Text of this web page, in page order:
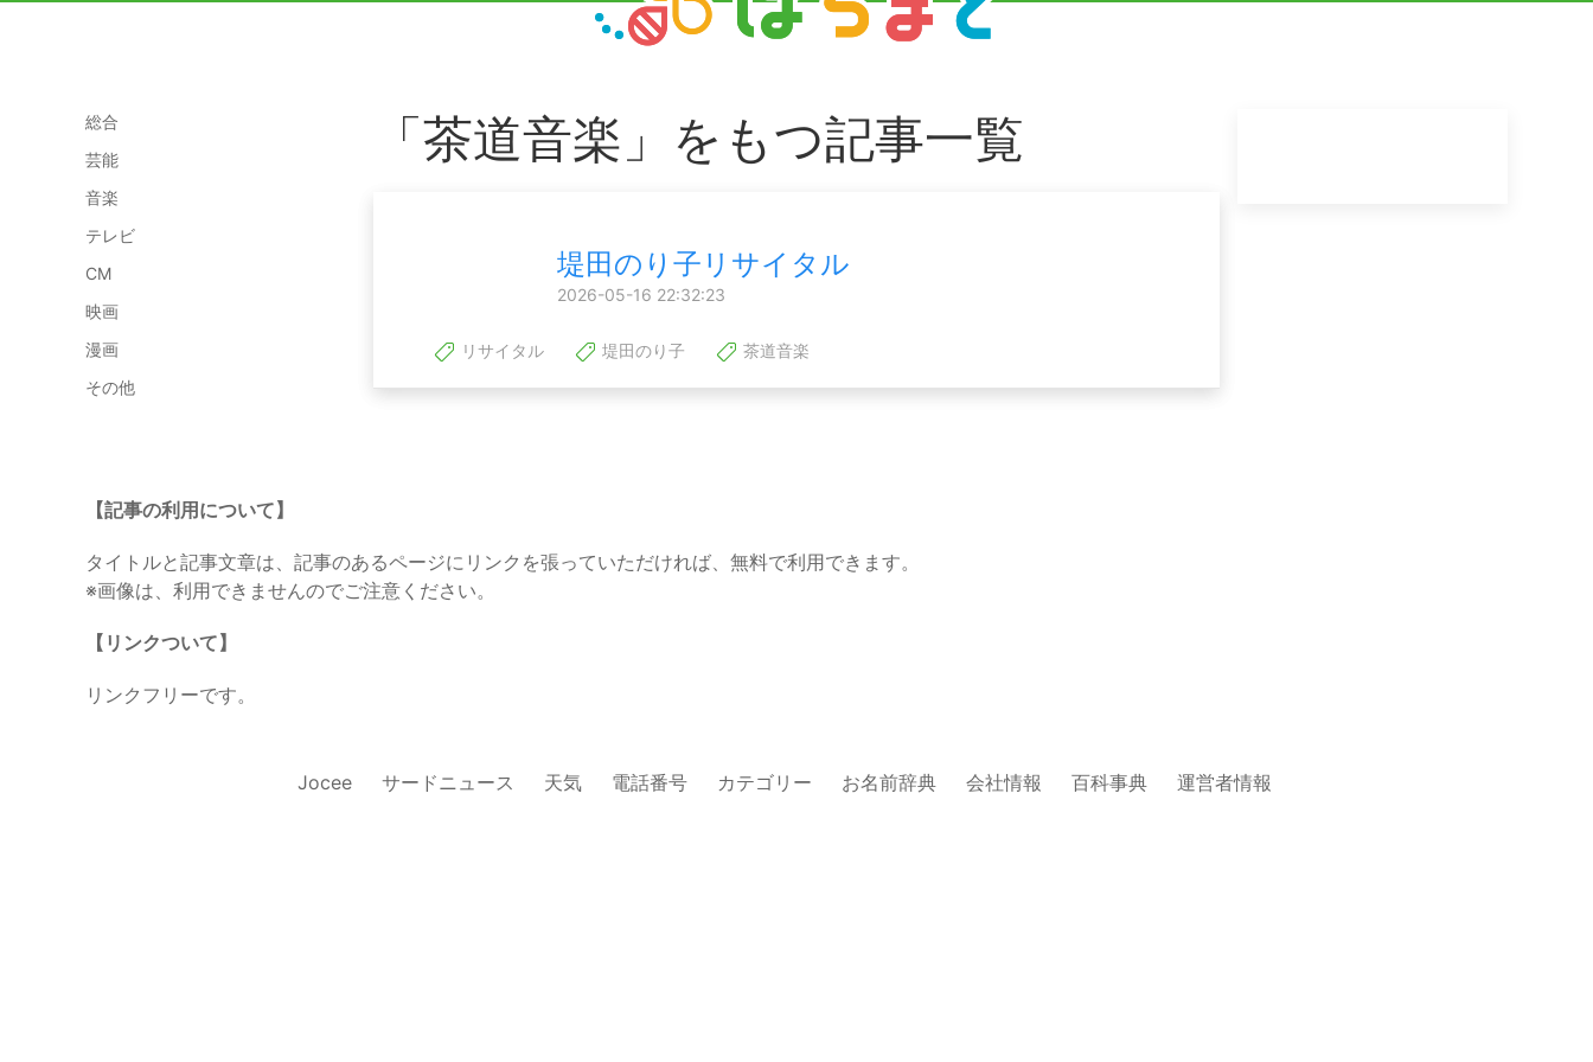
総合
芸能
音楽
テレビ
CM
映画
漫画
その他
「茶道音楽」をもつ記事一覧
堤田のり子リサイタル
2026-05-16 22:32:23
リサイタル 堤田のり子 茶道音楽
【記事の利用について】
タイトルと記事文章は、記事のあるページにリンクを張っていただければ、無料で利用できます。
※画像は、利用できませんのでご注意ください。
【リンクついて】
リンクフリーです。
Jocee サードニュース 天気 電話番号 カテゴリー お名前辞典 会社情報 百科事典 運営者情報